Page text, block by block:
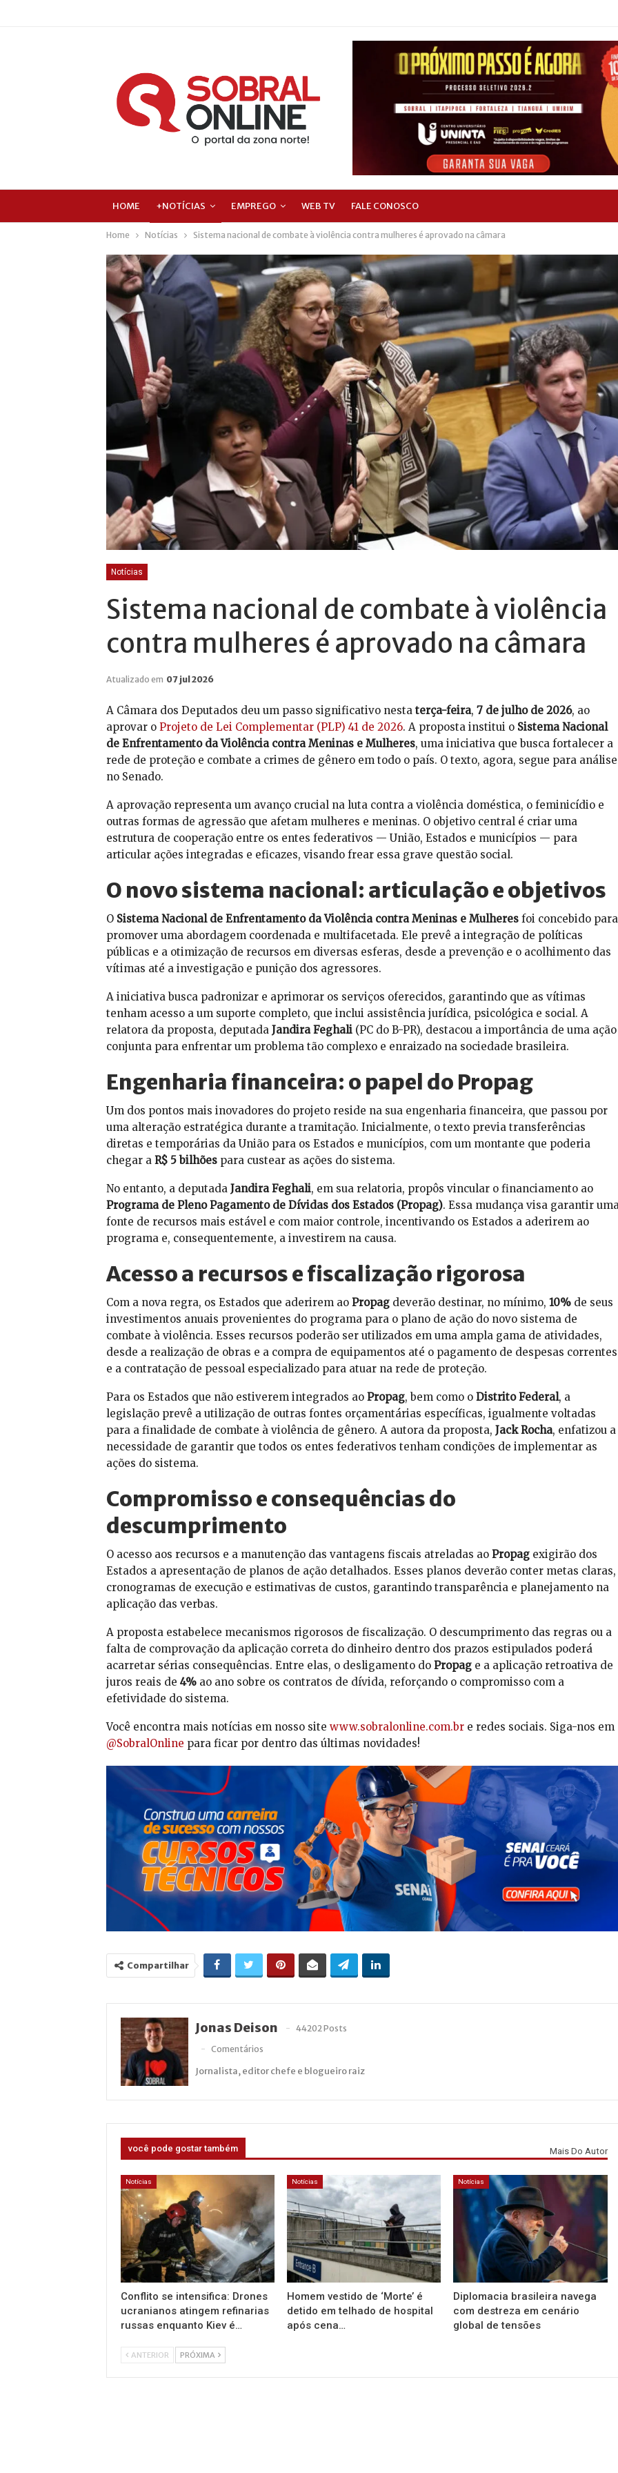
HOME +NOTÍCIAS EMPREGO WEB TV FALE CONOSCO
Home Notícias Sistema nacional de combate à violência contra mulheres é aprovado na câmara
Notícias
Sistema nacional de combate à violência
contra mulheres é aprovado na câmara
Atualizado em 07 jul 2026
A Câmara dos Deputados deu um passo significativo nesta terça-feira, 7 de julho de 2026, ao
aprovar o Projeto de Lei Complementar (PLP) 41 de 2026. A proposta institui o Sistema Nacional
de Enfrentamento da Violência contra Meninas e Mulheres, uma iniciativa que busca fortalecer a
rede de proteção e combate a crimes de gênero em todo o país. O texto, agora, segue para análise
no Senado.
A aprovação representa um avanço crucial na luta contra a violência doméstica, o feminicídio e
outras formas de agressão que afetam mulheres e meninas. O objetivo central é criar uma
estrutura de cooperação entre os entes federativos — União, Estados e municípios — para
articular ações integradas e eficazes, visando frear essa grave questão social.
O novo sistema nacional: articulação e objetivos
O Sistema Nacional de Enfrentamento da Violência contra Meninas e Mulheresfoi concebido para
promover uma abordagem coordenada e multifacetada. Ele prevê a integração de políticas
públicas e a otimização de recursos em diversas esferas, desde a prevenção e o acolhimento das
vítimas até a investigação e punição dos agressores.
A iniciativa busca padronizar e aprimorar os serviços oferecidos, garantindo que as vítimas
tenham acesso a um suporte completo, que inclui assistência jurídica, psicológica e social. A
relatora da proposta, deputada Jandira Feghali(PC do B-PR), destacou a importância de uma ação
conjunta para enfrentar um problema tão complexo e enraizado na sociedade brasileira.
Engenharia financeira: o papel do Propag
Um dos pontos mais inovadores do projeto reside na sua engenharia financeira, que passou por
uma alteração estratégica durante a tramitação. Inicialmente, o texto previa transferências
diretas e temporárias da União para os Estados e municípios, com um montante que poderia
chegar a R$ 5 bilhõespara custear as ações do sistema.
No entanto, a deputada Jandira Feghali, em sua relatoria, propôs vincular o financiamento ao
Programa de Pleno Pagamento de Dívidas dos Estados (Propag). Essa mudança visa garantir
fonte de recursos mais estável e com maior controle, incentivando os Estados a aderirem ao
programa e, consequentemente, a investirem na causa.
Acesso a recursos e fiscalização rigorosa
Com a nova regra, os Estados que aderirem ao Propagdeverão destinar, no mínimo, 10%de seus
investimentos anuais provenientes do programa para o plano de ação do novo sistema de
combate à violência. Esses recursos poderão ser utilizados em uma ampla gama de atividades,
desde a realização de obras e a compra de equipamentos até o pagamento de despesas correntes
e a contratação de pessoal especializado para atuar na rede de proteção.
Para os Estados que não estiverem integrados ao Propag, bem como o Distrito Federal, a
legislação prevê a utilização de outras fontes orçamentárias específicas, igualmente voltadas
para a finalidade de combate à violência de gênero. A autora da proposta, Jack Rocha, enfatizou a
necessidade de garantir que todos os entes federativos tenham condições de implementar as
ações do sistema.
Compromisso e consequências do
descumprimento
O acesso aos recursos e a manutenção das vantagens fiscais atreladas ao Propagexigirão dos
Estados a apresentação de planos de ação detalhados. Esses planos deverão conter metas claras,
cronogramas de execução e estimativas de custos, garantindo transparência e planejamento na
aplicação das verbas.
A proposta estabelece mecanismos rigorosos de fiscalização. O descumprimento das regras ou a
falta de comprovação da aplicação correta do dinheiro dentro dos prazos estipulados poderá
acarretar sérias consequências. Entre elas, o desligamento do Propage a aplicação retroativa de
juros reais de 4%ao ano sobre os contratos de dívida, reforçando o compromisso com a
efetividade do sistema.
Você encontra mais notícias em nosso site www.sobralonline.com.bre redes sociais. Siga-nos em
@SobralOnline para ficar por dentro das últimas novidades!
Compartilhar
Jonas Deison
44202 Posts
Comentários
Jornalista, editor chefe e blogueiro raiz
você pode gostar também Mais Do Autor
Notícias
Conflito se intensifica: Drones
ucranianos atingem refinarias
russas enquanto Kiev é…
Notícias
Homem vestido de ‘Morte’ é
detido em telhado de hospital
após cena…
Notícias
Diplomacia brasileira navega
com destreza em cenário
global de tensões
ANTERIOR PRÓXIMA